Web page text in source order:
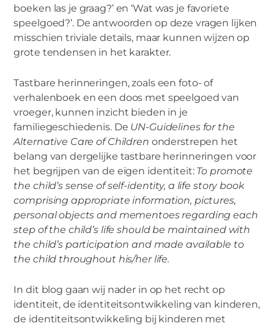
boeken las je graag?’ en ‘Wat was je favoriete
speelgoed?’. De antwoorden op deze vragen lijken
misschien triviale details, maar kunnen wijzen op
grote tendensen in het karakter.
Tastbare herinneringen, zoals een foto- of
verhalenboek en een doos met speelgoed van
vroeger, kunnen inzicht bieden in je
familiegeschiedenis. De UN-Guidelines for the
Alternative Care of Children onderstrepen het
belang van dergelijke tastbare herinneringen voor
het begrijpen van de eigen identiteit: To promote
the child’s sense of self-identity, a life story book
comprising appropriate information, pictures,
personal objects and mementoes regarding each
step of the child’s life should be maintained with
the child’s participation and made available to
the child throughout his/her life.
In dit blog gaan wij nader in op het recht op
identiteit, de identiteitsontwikkeling van kinderen,
de identiteitsontwikkeling bij kinderen met